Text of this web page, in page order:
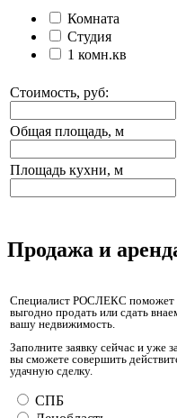
Комната
Студия
1 комн.кв
Стоимость, руб:
Общая площадь, м
Площадь кухни, м
Продажа и
Специалист РОСЛЕКС поможет
выгодно продать или сдать
вашу недвижимость.
Заполните заявку сейчас и уже
вы сможете совершить
удачную сделку.
СПБ